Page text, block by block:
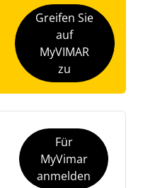
Greifen Sie
auf
MyVIMAR
zu
Für
MyVimar
anmelden